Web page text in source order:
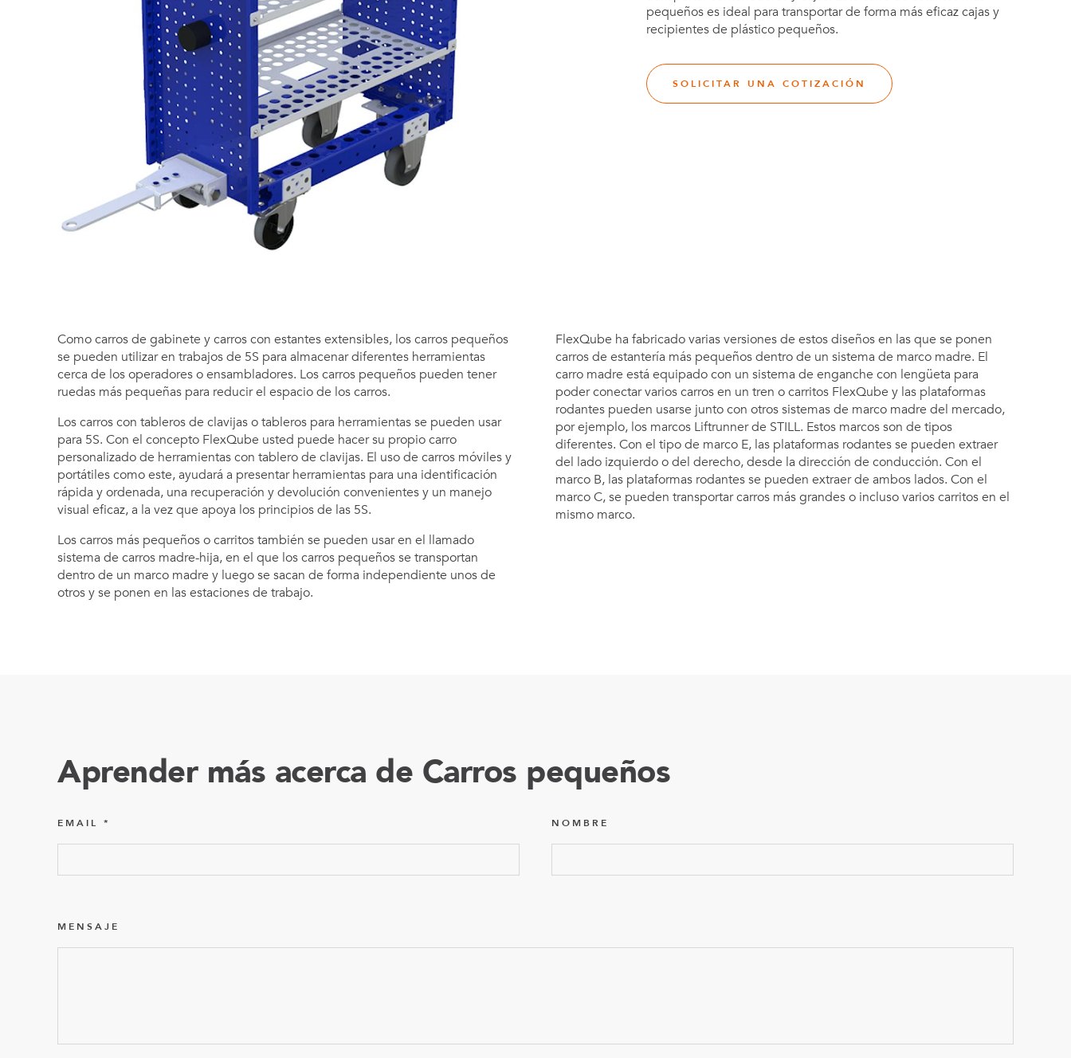
pequeños es ideal para transportar de forma más eficaz cajas y
recipientes de plástico pequeños.
SOLICITAR UNA COTIZACIÓN
Como carros de gabinete y carros con estantes extensibles, los carros pequeños
se pueden utilizar en trabajos de 5S para almacenar diferentes herramientas
cerca de los operadores o ensambladores. Los carros pequeños pueden tener
ruedas más pequeñas para reducir el espacio de los carros.
Los carros con tableros de clavijas o tableros para herramientas se pueden usar
para 5S. Con el concepto FlexQube usted puede hacer su propio carro
personalizado de herramientas con tablero de clavijas. El uso de carros móviles y
portátiles como este, ayudará a presentar herramientas para una identificación
rápida y ordenada, una recuperación y devolución convenientes y un manejo
visual eficaz, a la vez que apoya los principios de las 5S.
Los carros más pequeños o carritos también se pueden usar en el llamado
sistema de carros madre-hija, en el que los carros pequeños se transportan
dentro de un marco madre y luego se sacan de forma independiente unos de
otros y se ponen en las estaciones de trabajo.
FlexQube ha fabricado varias versiones de estos diseños en las que se ponen
carros de estantería más pequeños dentro de un sistema de marco madre. El
carro madre está equipado con un sistema de enganche con lengüeta para
poder conectar varios carros en un tren o carritos FlexQube y las plataformas
rodantes pueden usarse junto con otros sistemas de marco madre del mercado,
por ejemplo, los marcos Liftrunner de STILL. Estos marcos son de tipos
diferentes. Con el tipo de marco E, las plataformas rodantes se pueden extraer
del lado izquierdo o del derecho, desde la dirección de conducción. Con el
marco B, las plataformas rodantes se pueden extraer de ambos lados. Con el
marco C, se pueden transportar carros más grandes o incluso varios carritos en el
mismo marco.
Aprender más acerca de Carros pequeños
EMAIL NOMBRE
MENSAJE